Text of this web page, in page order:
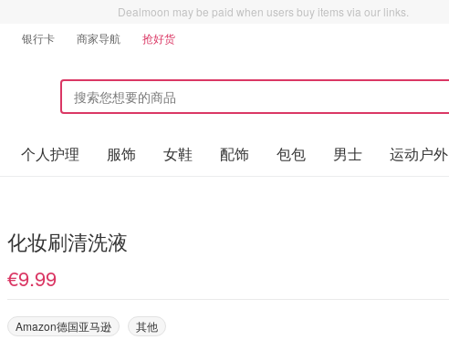
Dealmoon may be paid when users buy items via our links.
银行卡 商家导航 抢好货
个人护理 服饰 女鞋 配饰 包包 男士 运动户外
化妆刷清洗液
€9.99
Amazon德国亚马逊 其他